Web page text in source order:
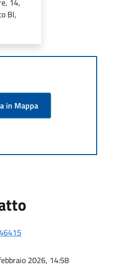
14,
BI,
in Mappa
2026, 14:58